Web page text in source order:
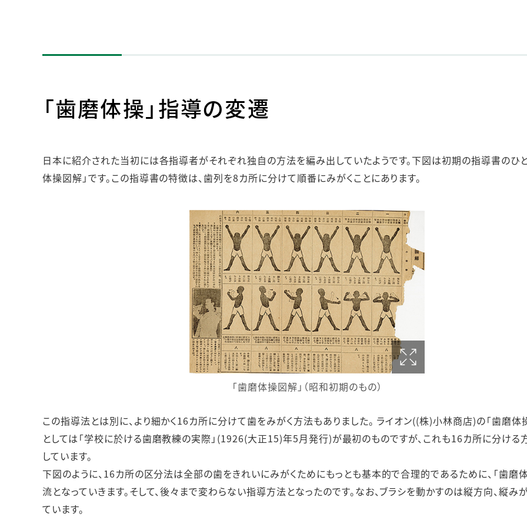
「歯磨体操」指導の変遷
日本に紹介された当初には各指導者がそれぞれ独自の方法を編み出していたようです。下図は初期の指導書のひ
体操図解」です。この指導書の特徴は、歯列を8カ所に分けて順番にみがくことにあります。
「歯磨体操図解」（昭和初期のもの）
この指導法とは別に、より細かく16カ所に分けて歯をみがく方法もありました。 ライオン((株)小林商店)の「歯磨体
としては「学校に於ける歯磨教練の実際」(1926(大正15)年5月発行)が最初のものですが、これも16カ所に分ける
しています。
下図のように、16カ所の区分法は全部の歯をきれいにみがくためにもっとも基本的で合理的であるために、「歯磨
流となっていきます。そして、後々まで変わらない指導方法となったのです。なお、ブラシを動かすのは縦方向、縦み
ています。